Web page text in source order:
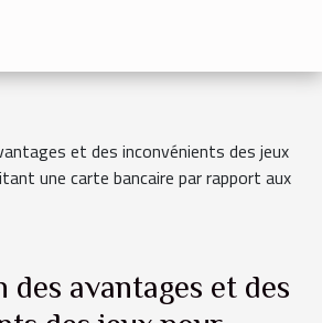
et des inconvénients des jeux
une carte bancaire par rapport aux
avantages et des